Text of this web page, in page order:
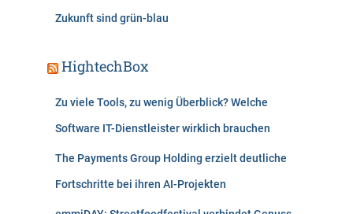
Zukunft sind grün-blau
HightechBox
Zu viele Tools, zu wenig Überblick? Welche
Software IT-Dienstleister wirklich brauchen
The Payments Group Holding erzielt deutliche
Fortschritte bei ihren AI-Projekten